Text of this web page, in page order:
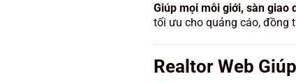
Giúp mọi môi giới, sàn giao
tối ưu cho quảng cáo, đồng
Realtor Web